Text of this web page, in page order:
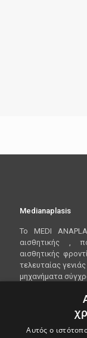
Medianaplasis
To MEDI
αισθητικής ,
αισθητικής
τελευταίας
μηχανήματα
Είμαστε
Λεωφόρος
Αυτός ο